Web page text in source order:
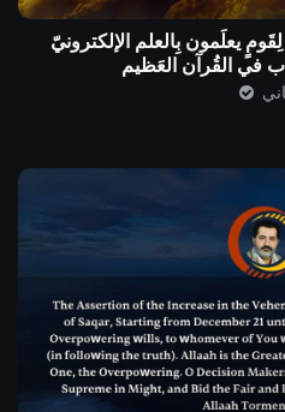
يعلَمون بِالعلم الإلكترونيّ
في القُرآن العَظيم